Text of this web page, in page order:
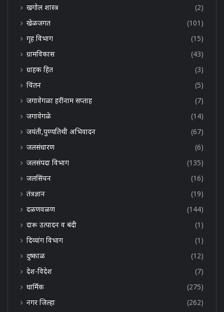
खगोल शास्त्र
(2)
खेळजगत
(101)
गृह विभाग
(15)
ग्रामविकास
(43)
ग्राहक हित
(3)
चिंतन
(5)
जगावेगळा हरींनाम सप्ताह
(7)
जगावेगळे
(14)
जयंती,पुण्यतिथी अभिवादन
(67)
जलसंधारण
(6)
जलसंपदा विभाग
(135)
जलसिंचन
(16)
तंत्रज्ञान
(19)
दळणवळण
(144)
दारू उत्पादन व बंदी
(1)
दिव्यांग विभाग
(1)
दुष्काळ
(12)
देश-विदेश
(7)
धार्मिक
(275)
नगर जिल्हा
(262)